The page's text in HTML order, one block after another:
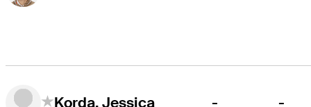
Korda, Jessica - -